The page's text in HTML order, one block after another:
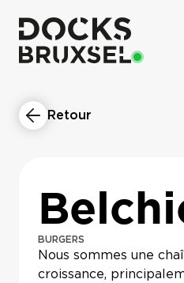
Retour
BURGERS
Nous sommes une
croissance,